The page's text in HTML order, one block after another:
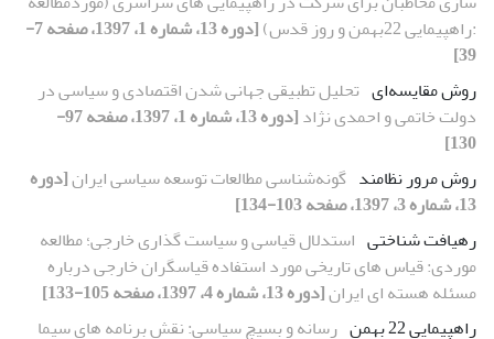
:راهپیمایی 22بهمن و روز قدس)
[دوره 13، شماره 1، 1397، صفحه 7-
39]
روش مقایسه‌ای تحلیل تطبیقی جهانی شدن اقتصادی و سیاسی در
دولت خاتمی و احمدی نژاد
[دوره 13، شماره 1، 1397، صفحه 97-
130]
روش مرور نظامند گونه‌شناسی مطالعات توسعه سیاسی ایران[دوره
13، شماره 3، 1397، صفحه 103-134]
رهیافت شناختی استدلال قیاسی و سیاست گذاری خارجی؛ مطالعه
موردی: قیاس های تاریخی مورد استفاده قیاسگران خارجی درباره
مسئله هسته ای ایران[دوره 13، شماره 4، 1397، صفحه 105-133]
راهپیمایی 22 بهمن
رسانه و بسیچ سیاسی: نقش برنامه های سیما